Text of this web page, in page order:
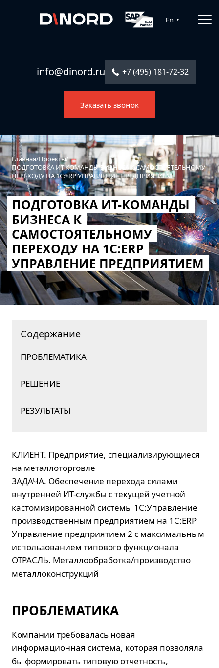
En
info@dinord.ru +7 (495) 181-72-32
Заказать звонок
Главная/Проекты/
ПОДГОТОВКА ИТ-КОМАНДЫ БИЗНЕСА К САМОСТОЯТЕЛЬНОМУ
ПЕРЕХОДУ НА 1C:ERP УПРАВЛЕНИЕ ПРЕДПРИЯТИЕМ
ПОДГОТОВКА ИТ-КОМАНДЫ
БИЗНЕСА К
САМОСТОЯТЕЛЬНОМУ
ПЕРЕХОДУ НА 1C:ERP
УПРАВЛЕНИЕ ПРЕДПРИЯТИЕМ
Содержание
ПРОБЛЕМАТИКА
РЕШЕНИЕ
РЕЗУЛЬТАТЫ
КЛИЕНТ. Предприятие, специализирующиеся
на металлоторговле
ЗАДАЧА. Обеспечение перехода силами
внутренней ИТ-службы с текущей учетной
кастомизированной системы 1С:Управление
производственным предприятием на 1С:ERP
Управление предприятием 2 с максимальным
использованием типового функционала
ОТРАСЛЬ. Металлообработка/производство
металлоконструкций
ПРОБЛЕМАТИКА
Компании требовалась новая
информационная система, которая позволяла
бы формировать типовую отчетность,
Главная
Отрасли
О компании
Контакты